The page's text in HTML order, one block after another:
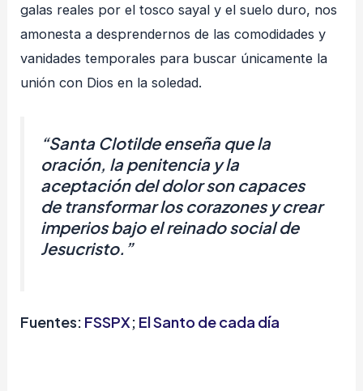
galas reales por el tosco sayal y el suelo duro, nos
amonesta a desprendernos de las comodidades y
vanidades temporales para buscar únicamente la
unión con Dios en la soledad.
“Santa Clotilde enseña que la
oración, la penitencia y la
aceptación del dolor son capaces
de transformar los corazones y crear
imperios bajo el reinado social de
Jesucristo.”
Fuentes: FSSPX; El Santo de cada día